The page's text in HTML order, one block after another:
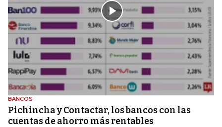
BANCOS
Pichincha y Contactar, los bancos con las
cuentas de ahorro más rentables